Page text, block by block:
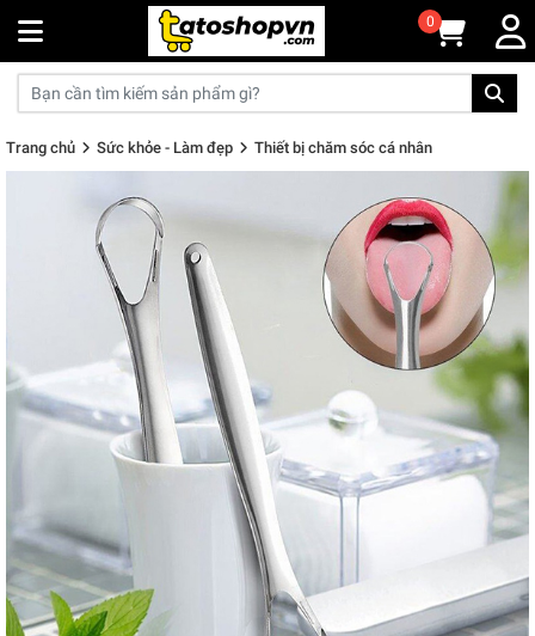
0
Trang chủ Sức khỏe - Làm đẹp Thiết bị chăm sóc cá nhân